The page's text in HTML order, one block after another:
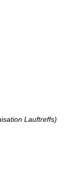
Lauftreffs)